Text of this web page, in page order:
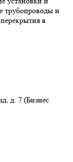
трубопроводы и
в
д. 7 (Бизнес